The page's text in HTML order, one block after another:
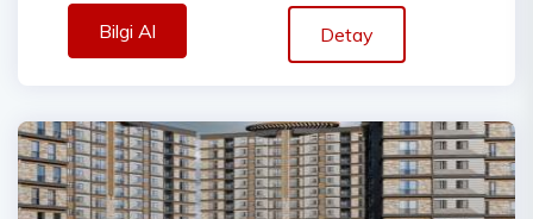
Bilgi Al Detay